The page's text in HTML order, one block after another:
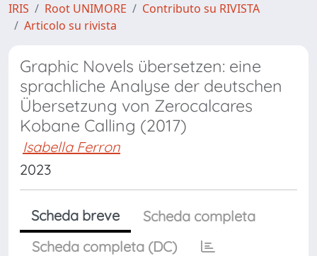
IRIS Root UNIMORE
Contributo su RIVISTA
Articolo su rivista
Graphic Novels übersetzen: eine
sprachliche Analyse der deutschen
Übersetzung von Zerocalcares
Kobane Calling (2017)
Isabella Ferron
2023
Scheda breve
Scheda completa
Scheda completa (DC)